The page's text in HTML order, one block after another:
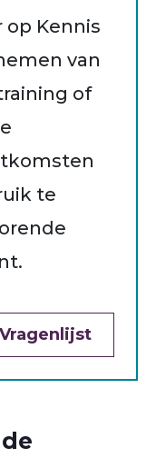
op Kennis
van
of
te
Vragenlijst